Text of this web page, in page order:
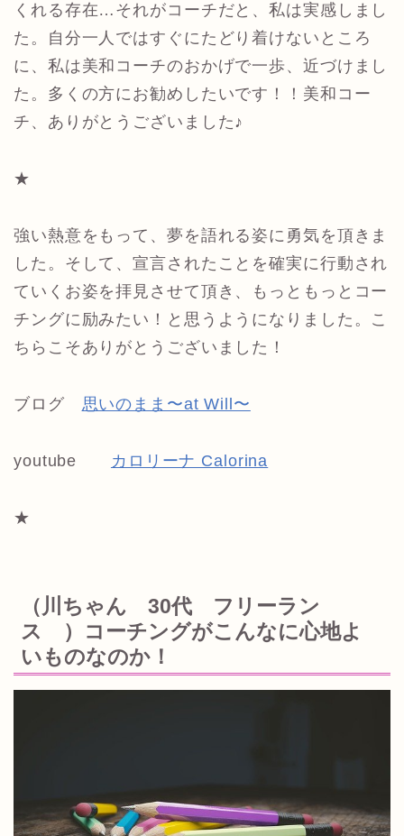
くれる存在…それがコーチだと、私は実感しまし
た。自分一人ではすぐにたどり着けないところ
に、私は美和コーチのおかげで一歩、近づけまし
た。多くの方にお勧めしたいです！！美和コー
チ、ありがとうございました♪
★
強い熱意をもって、夢を語れる姿に勇気を頂きま
した。そして、宣言されたことを確実に行動され
ていくお姿を拝見させて頂き、もっともっとコー
チングに励みたい！と思うようになりました。こ
ちらこそありがとうございました！
ブログ 思いのまま〜at Will〜
youtube カロリーナ Calorina
★
（川ちゃん 30代 フリーラン
ス ）コーチングがこんなに心地よ
いものなのか！